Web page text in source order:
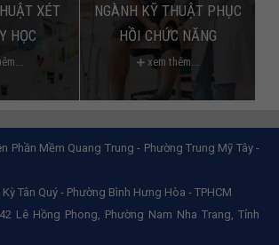
XÉT
HỌC
NGÀNH KỸ THUẬT PHỤC
HỒI CHỨC NĂNG
xem thêm...
Phần Mềm Quang Trung - Phường Trung Mỹ Tây -
Kỳ Tân Quý - Phường Bình Hưng Hòa - TPHCM
Lê Hồng Phong, Phường Nam Nha Trang, Tỉnh